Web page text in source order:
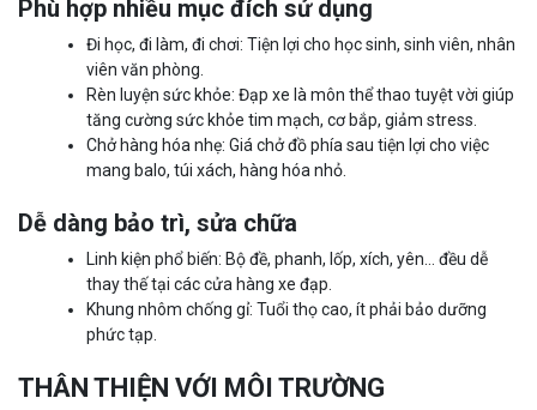
Phù hợp nhiều mục đích sử dụng
Đi học, đi làm, đi chơi: Tiện lợi cho học sinh, sinh viên, nhân
viên văn phòng.
Rèn luyện sức khỏe: Đạp xe là môn thể thao tuyệt vời giúp
tăng cường sức khỏe tim mạch, cơ bắp, giảm stress.
Chở hàng hóa nhẹ: Giá chở đồ phía sau tiện lợi cho việc
mang balo, túi xách, hàng hóa nhỏ.
Dễ dàng bảo trì, sửa chữa
Linh kiện phổ biến: Bộ đề, phanh, lốp, xích, yên… đều dễ
thay thế tại các cửa hàng xe đạp.
Khung nhôm chống gỉ: Tuổi thọ cao, ít phải bảo dưỡng
phức tạp.
THÂN THIỆN VỚI MÔI TRƯỜNG